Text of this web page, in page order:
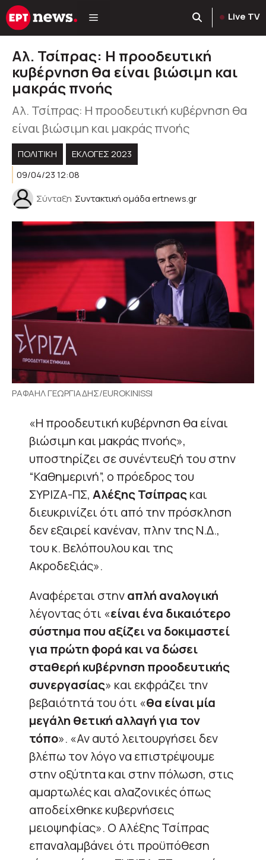
Μετάβαση
σε
Live TV
Αλ. Τσίπρας: Η προοδευτική
κυβέρνηση θα είναι βιώσιμη και
μακράς πνοής
Αλ. Τσίπρας: Η προοδευτική κυβέρνηση θα
είναι βιώσιμη και μακράς πνοής
ΠΟΛΙΤΙΚΉ
ΕΚΛΟΓΈΣ 2023
09/04/23 12:08
Σύνταξη Συντακτική ομάδα ertnews.gr
ΡΑΦΑΗΛ ΓΕΩΡΓΙΑΔΗΣ/EUROKINISSI
«Η προοδευτική κυβέρνηση θα είναι
βιώσιμη και μακράς πνοής»,
υποστηρίζει σε συνέντευξή του στην
“Καθημερινή”, ο πρόεδρος του
ΣΥΡΙΖΑ-ΠΣ, Αλέξης Τσίπραςκαι
διευκρινίζει ότι από την πρόσκληση
δεν εξαιρεί κανέναν, πλην της Ν.Δ.,
του κ. Βελόπουλου και της
Ακροδεξιάς».
Αναφέρεται στηναπλή αναλογική
λέγοντας ότι «είναι ένα δικαιότερο
σύστημα που αξίζει να δοκιμαστεί
για πρώτη φορά και να δώσει
σταθερή κυβέρνηση προοδευτικής
συνεργασίας» και εκφράζει την
βεβαιότητά του ότι «θα είναι μία
μεγάλη θετική αλλαγή για τον
τόπο». «Αν αυτό λειτουργήσει δεν
βλέπω τον λόγο να επιστρέψουμε
στην οξύτητα και στην πόλωση, στις
αμαρτωλές και αλαζονικές όπως
αποδείχθηκε κυβερνήσεις
μειοψηφίας». Ο Αλέξης Τσίπρας
επαναλαμβάνει ότι προϋπόθεση